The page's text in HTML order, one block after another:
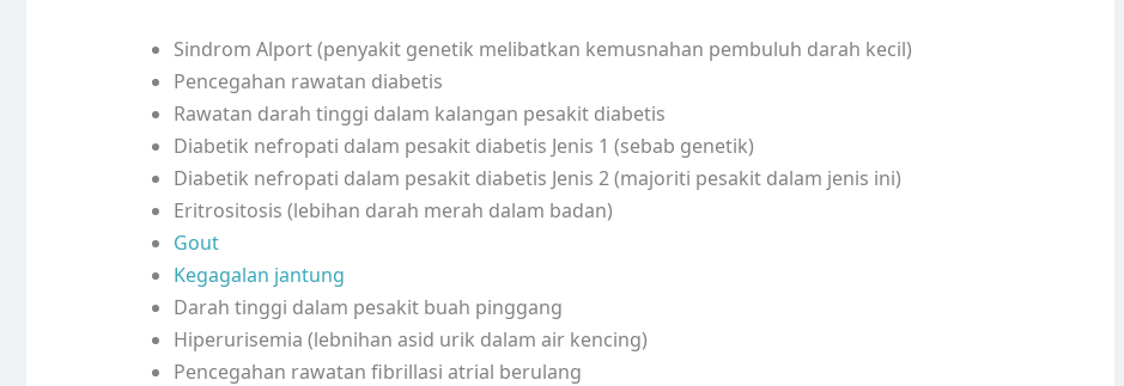
Sindrom Alport (penyakit genetik melibatkan kemusnahan pembuluh darah kecil)
Pencegahan rawatan diabetis
Rawatan darah tinggi dalam kalangan pesakit diabetis
Diabetik nefropati dalam pesakit diabetis Jenis 1 (sebab genetik)
Diabetik nefropati dalam pesakit diabetis Jenis 2 (majoriti pesakit dalam jenis ini)
Eritrositosis (lebihan darah merah dalam badan)
Gout
Kegagalan jantung
Darah tinggi dalam pesakit buah pinggang
Hiperurisemia (lebnihan asid urik dalam air kencing)
Pencegahan rawatan fibrillasi atrial berulang